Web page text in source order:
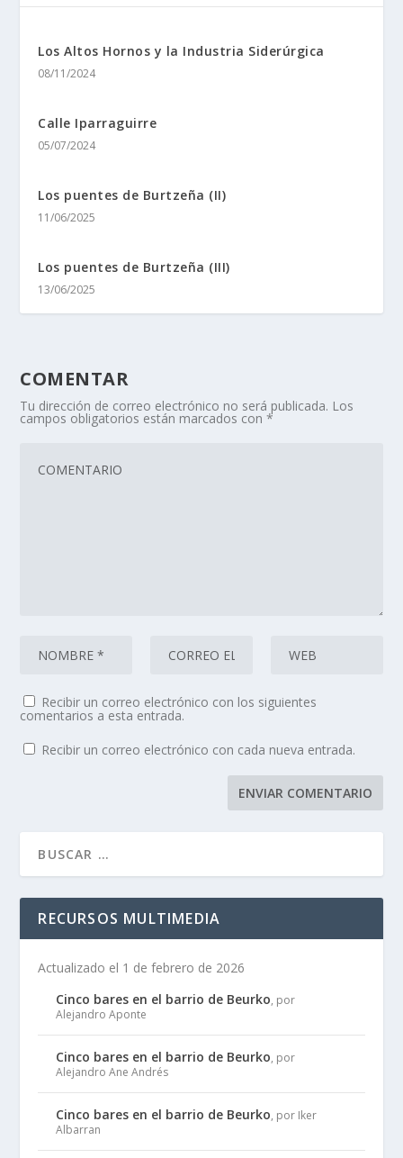
Los Altos Hornos y la Industria Siderúrgica
08/11/2024
Calle Iparraguirre
05/07/2024
Los puentes de Burtzeña (II)
11/06/2025
Los puentes de Burtzeña (III)
13/06/2025
COMENTAR
Tu dirección de correo electrónico no será publicada. Los
campos obligatorios están marcados con*
Recibir un correo electrónico con los siguientes
comentarios a esta entrada.
Recibir un correo electrónico con cada nueva entrada.
RECURSOS MULTIMEDIA
Actualizado el 1 de febrero de 2026
Cinco bares en el barrio de Beurko, por
Alejandro Aponte
Cinco bares en el barrio de Beurko, por
Alejandro Ane Andrés
Cinco bares en el barrio de Beurko, por Iker
Albarran